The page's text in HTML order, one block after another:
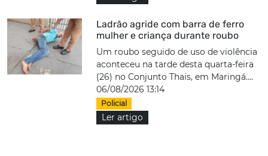
Ladrão agride com barra de ferro
mulher e criança durante roubo
Um roubo seguido de uso de violência
aconteceu na tarde desta quarta-feira
(26) no Conjunto Thais, em Maringá....
06/08/2026 13:14
Policial
Ler artigo